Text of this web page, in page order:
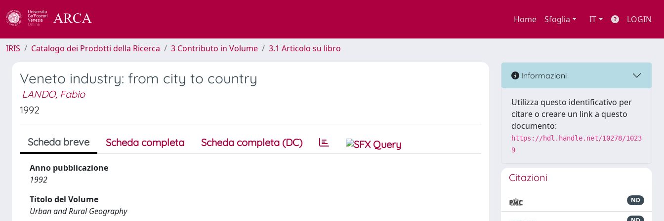
Home Sfoglia IT LOGIN
IRIS Catalogo dei Prodotti della Ricerca 3 Contributo in Volume 3.1 Articolo su libro
Veneto industry: from city to country
LANDO, Fabio
1992
Scheda breve Scheda completa Scheda completa (DC)
Anno pubblicazione
1992
Titolo del Volume
Urban and Rural Geography
Informazioni
Utilizza questo identificativo per
citare o creare un link a questo
documento:
https://hdl.handle.net/10278/1023
9
Citazioni
ND